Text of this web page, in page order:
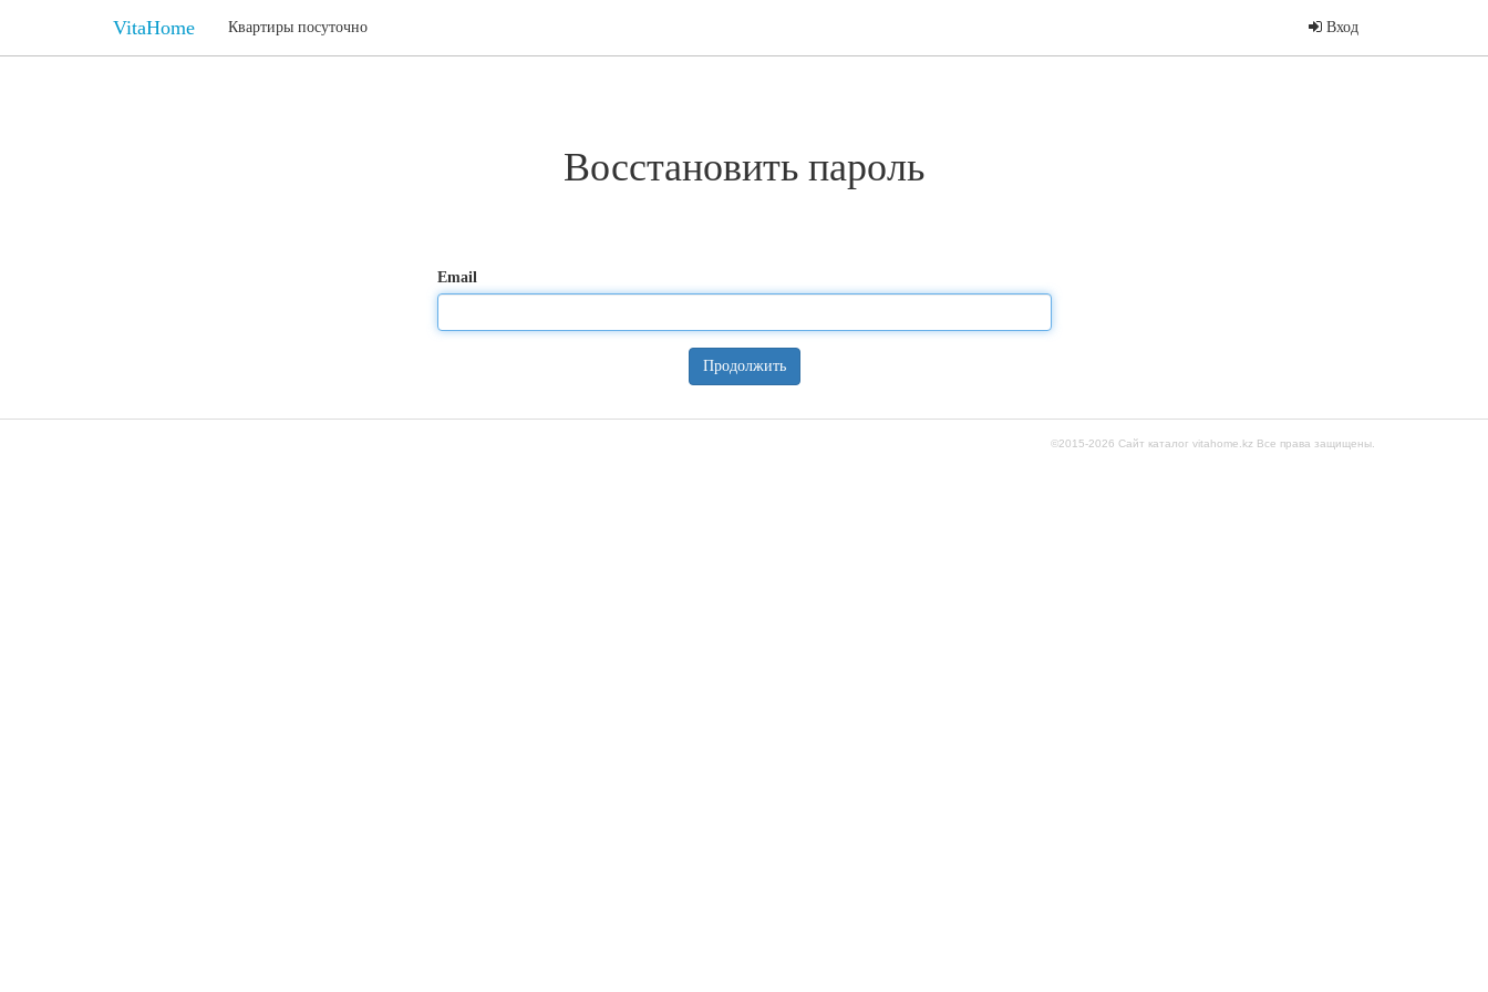
VitaHome Квартиры посуточно Вход
Восстановить пароль
Email
Продолжить
©2015-2026 Сайт каталог vitahome.kz Все права защищены.